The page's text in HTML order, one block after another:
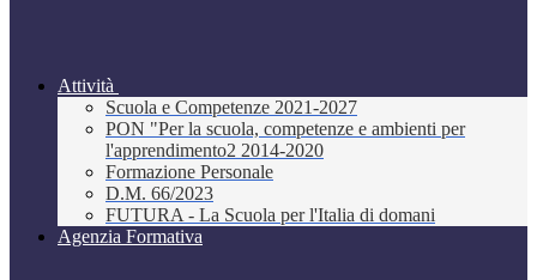
Attività
Scuola e Competenze 2021-2027
PON "Per la scuola, competenze e ambienti per
l'apprendimento2 2014-2020
Formazione Personale
D.M. 66/2023
FUTURA - La Scuola per l'Italia di domani
Agenzia Formativa